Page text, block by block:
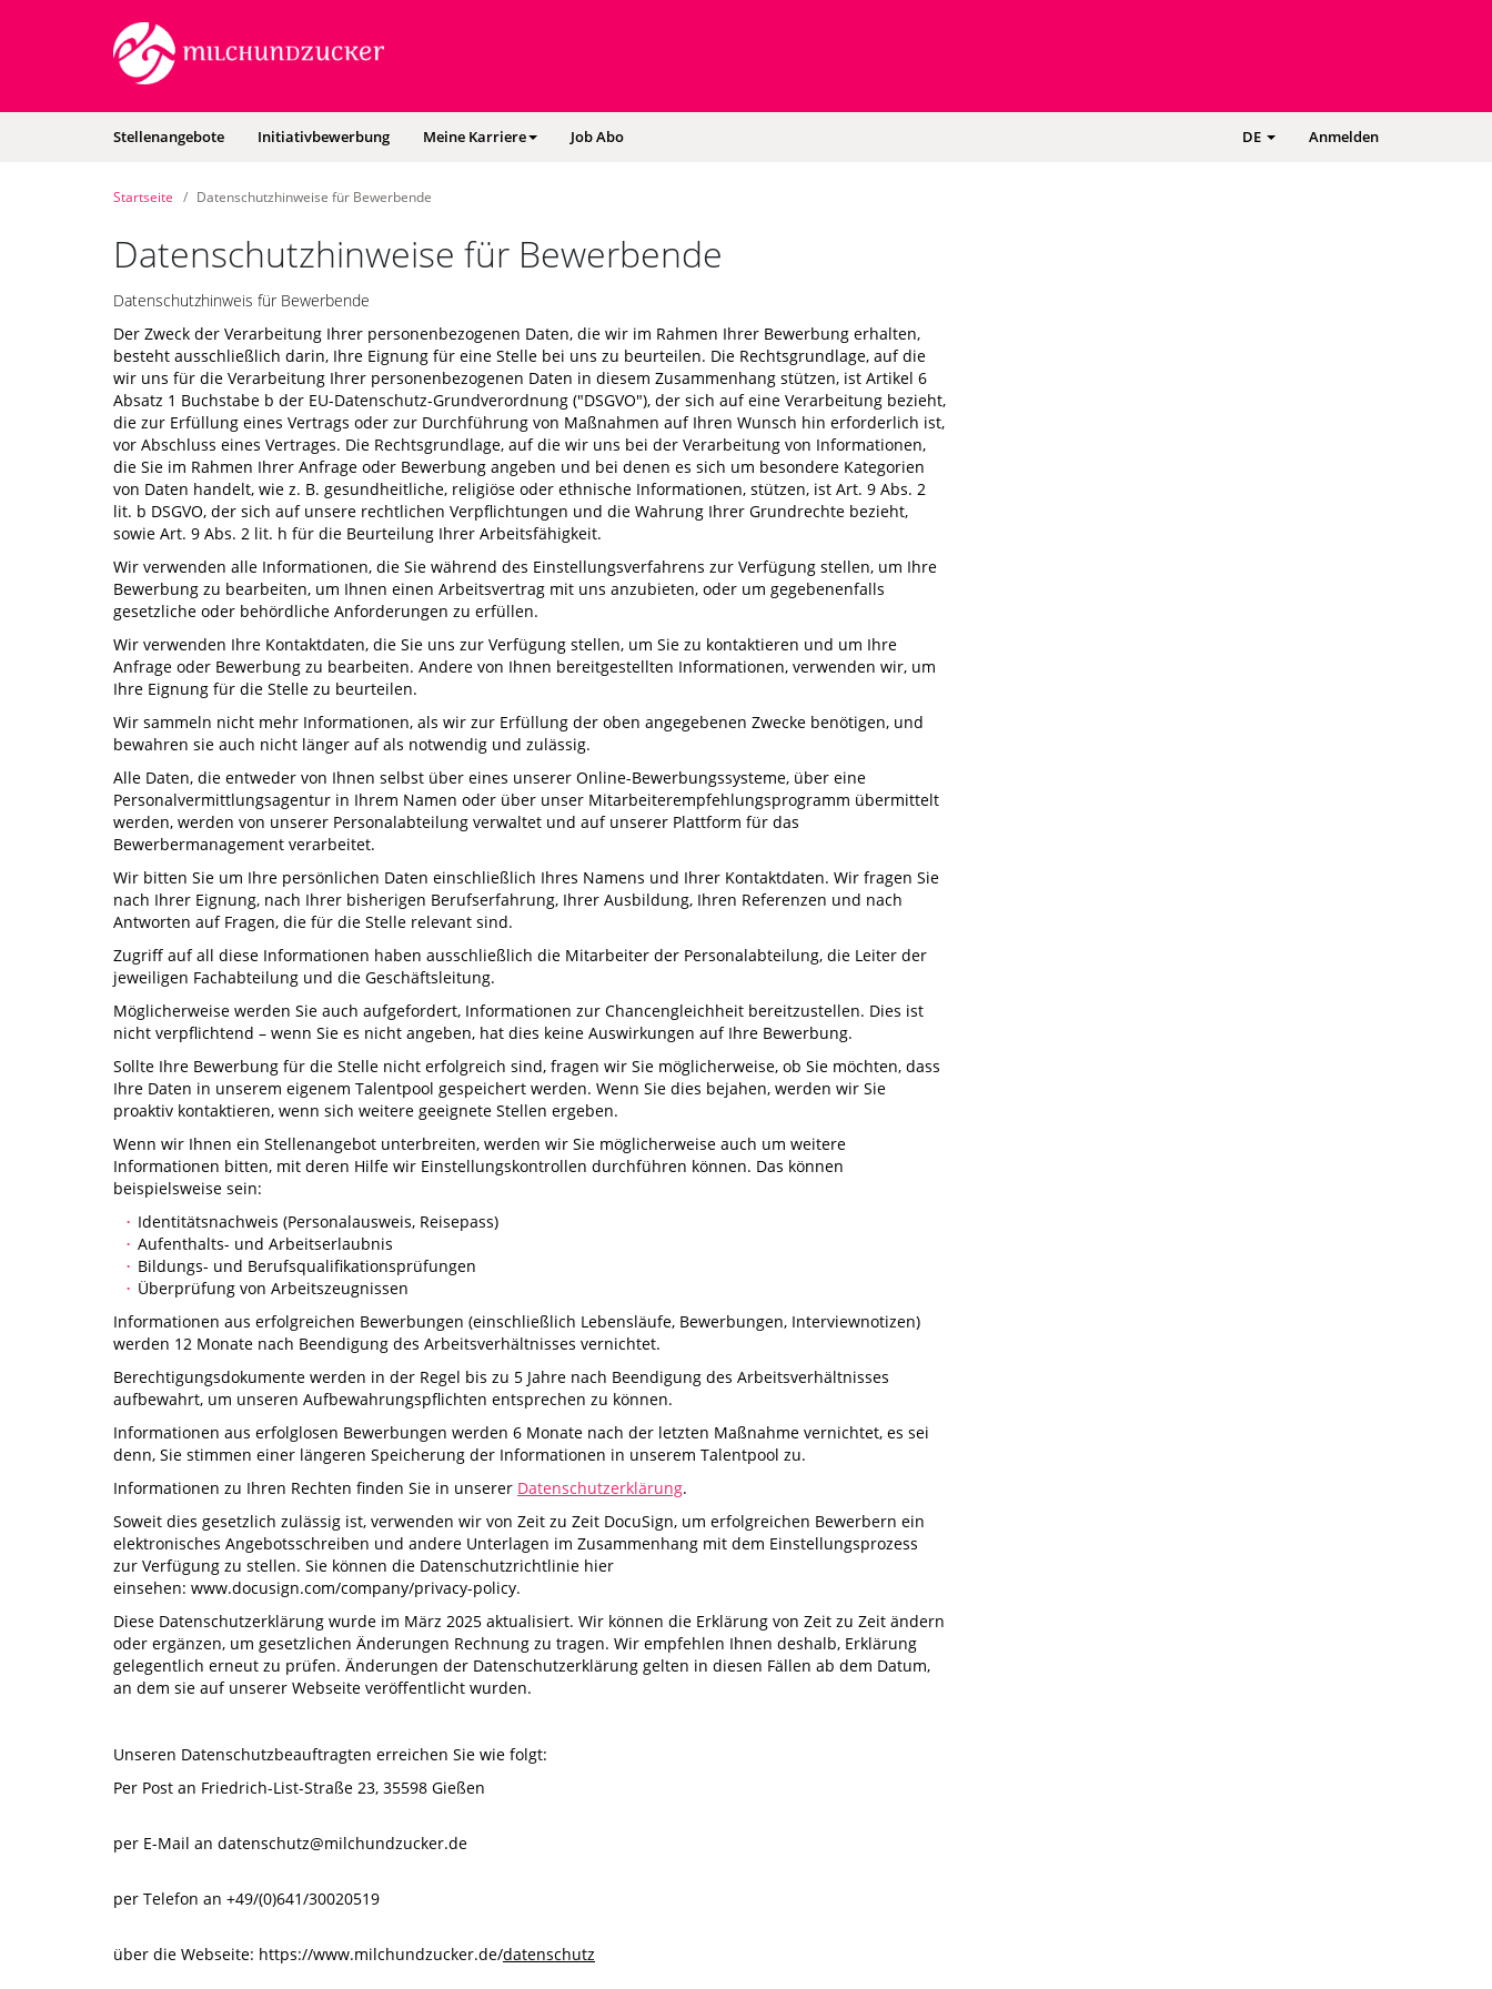
Zur
Startseite
BEESITE
WL
RECRUITING
&
GmbH
Hauptnavigation
Stellenangebote Initiativbewerbung Meine Karriere Job Abo DE -
Anmelden
Startseite Datenschutzhinweise für Bewerbende
Datenschutzhinweise für Bewerbende
Datenschutzhinweis für Bewerbende
Der Zweck der Verarbeitung Ihrer personenbezogenen Daten, die wir im Rahmen Ihrer Bewerbung erhalten,
besteht ausschließlich darin, Ihre Eignung für eine Stelle bei uns zu beurteilen. Die Rechtsgrundlage, auf die
wir uns für die Verarbeitung Ihrer personenbezogenen Daten in diesem Zusammenhang stützen, ist Artikel 6
Absatz 1 Buchstabe b der EU-Datenschutz-Grundverordnung ("DSGVO"), der sich auf eine Verarbeitung bezieht,
die zur Erfüllung eines Vertrags oder zur Durchführung von Maßnahmen auf Ihren Wunsch hin erforderlich ist,
vor Abschluss eines Vertrages. Die Rechtsgrundlage, auf die wir uns bei der Verarbeitung von Informationen,
die Sie im Rahmen Ihrer Anfrage oder Bewerbung angeben und bei denen es sich um besondere Kategorien
von Daten handelt, wie z. B. gesundheitliche, religiöse oder ethnische Informationen, stützen, ist Art. 9 Abs. 2
lit. b DSGVO, der sich auf unsere rechtlichen Verpflichtungen und die Wahrung Ihrer Grundrechte bezieht,
sowie Art. 9 Abs. 2 lit. h für die Beurteilung Ihrer Arbeitsfähigkeit.
Wir verwenden alle Informationen, die Sie während des Einstellungsverfahrens zur Verfügung stellen, um Ihre
Bewerbung zu bearbeiten, um Ihnen einen Arbeitsvertrag mit uns anzubieten, oder um gegebenenfalls
gesetzliche oder behördliche Anforderungen zu erfüllen.
Wir verwenden Ihre Kontaktdaten, die Sie uns zur Verfügung stellen, um Sie zu kontaktieren und um Ihre
Anfrage oder Bewerbung zu bearbeiten. Andere von Ihnen bereitgestellten Informationen, verwenden wir, um
Ihre Eignung für die Stelle zu beurteilen.
Wir sammeln nicht mehr Informationen, als wir zur Erfüllung der oben angegebenen Zwecke benötigen, und
bewahren sie auch nicht länger auf als notwendig und zulässig.
Alle Daten, die entweder von Ihnen selbst über eines unserer Online-Bewerbungssysteme, über eine
Personalvermittlungsagentur in Ihrem Namen oder über unser Mitarbeiterempfehlungsprogramm übermittelt
werden, werden von unserer Personalabteilung verwaltet und auf unserer Plattform für das
Bewerbermanagement verarbeitet.
Wir bitten Sie um Ihre persönlichen Daten einschließlich Ihres Namens und Ihrer Kontaktdaten. Wir fragen Sie
nach Ihrer Eignung, nach Ihrer bisherigen Berufserfahrung, Ihrer Ausbildung, Ihren Referenzen und nach
Antworten auf Fragen, die für die Stelle relevant sind.
Zugriff auf all diese Informationen haben ausschließlich die Mitarbeiter der Personalabteilung, die Leiter der
jeweiligen Fachabteilung und die Geschäftsleitung.
Möglicherweise werden Sie auch aufgefordert, Informationen zur Chancengleichheit bereitzustellen. Dies ist
nicht verpflichtend – wenn Sie es nicht angeben, hat dies keine Auswirkungen auf Ihre Bewerbung.
Sollte Ihre Bewerbung für die Stelle nicht erfolgreich sind, fragen wir Sie möglicherweise, ob Sie möchten, dass
Ihre Daten in unserem eigenem Talentpool gespeichert werden. Wenn Sie dies bejahen, werden wir Sie
proaktiv kontaktieren, wenn sich weitere geeignete Stellen ergeben.
Wenn wir Ihnen ein Stellenangebot unterbreiten, werden wir Sie möglicherweise auch um weitere
Informationen bitten, mit deren Hilfe wir Einstellungskontrollen durchführen können. Das können
beispielsweise sein:
Identitätsnachweis (Personalausweis, Reisepass)
Aufenthalts- und Arbeitserlaubnis
Bildungs- und Berufsqualifikationsprüfungen
Überprüfung von Arbeitszeugnissen
Informationen aus erfolgreichen Bewerbungen (einschließlich Lebensläufe, Bewerbungen, Interviewnotizen)
werden 12 Monate nach Beendigung des Arbeitsverhältnisses vernichtet.
Berechtigungsdokumente werden in der Regel bis zu 5 Jahre nach Beendigung des Arbeitsverhältnisses
aufbewahrt, um unseren Aufbewahrungspflichten entsprechen zu können.
Informationen aus erfolglosen Bewerbungen werden 6 Monate nach der letzten Maßnahme vernichtet, es sei
denn, Sie stimmen einer längeren Speicherung der Informationen in unserem Talentpool zu.
Informationen zu Ihren Rechten finden Sie in unserer Datenschutzerklärung.
Soweit dies gesetzlich zulässig ist, verwenden wir von Zeit zu Zeit DocuSign, um erfolgreichen Bewerbern ein
elektronisches Angebotsschreiben und andere Unterlagen im Zusammenhang mit dem Einstellungsprozess
zur Verfügung zu stellen. Sie können die Datenschutzrichtlinie hier
einsehen: www.docusign.com/company/privacy-policy.
Diese Datenschutzerklärung wurde im März 2025 aktualisiert. Wir können die Erklärung von Zeit zu Zeit ändern
oder ergänzen, um gesetzlichen Änderungen Rechnung zu tragen. Wir empfehlen Ihnen deshalb, Erklärung
gelegentlich erneut zu prüfen. Änderungen der Datenschutzerklärung gelten in diesen Fällen ab dem Datum,
an dem sie auf unserer Webseite veröffentlicht wurden.
Unseren Datenschutzbeauftragten erreichen Sie wie folgt:
Per Post an Friedrich-List-Straße 23, 35598 Gießen
per E-Mail an datenschutz@milchundzucker.de
per Telefon an +49/(0)641/30020519
über die Webseite: https://www.milchundzucker.de/datenschutz